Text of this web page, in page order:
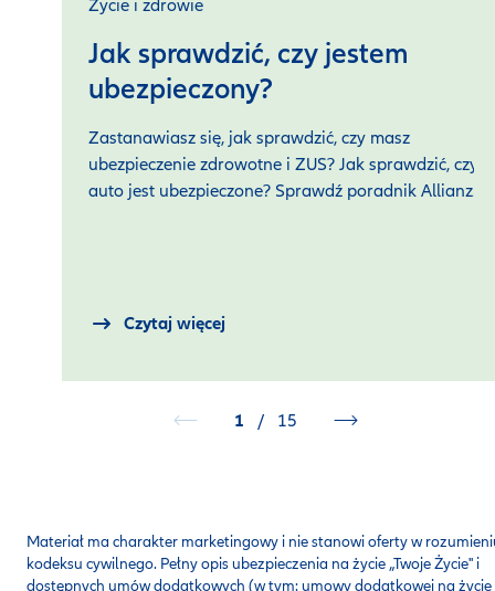
Życie i zdrowie
Jak sprawdzić, czy jestem
ubezpieczony?
Zastanawiasz się, jak sprawdzić, czy masz
ubezpieczenie zdrowotne i ZUS? Jak sprawdzić, czy
auto jest ubezpieczone? Sprawdź poradnik Allianz.
Czytaj więcej
1 / 15
Materiał ma charakter marketingowy i nie stanowi oferty w
kodeksu cywilnego. Pełny opis ubezpieczenia na życie „Twoje Życie" i
dostępnych umów dodatkowych (w tym: umowy dodatkowej na życie